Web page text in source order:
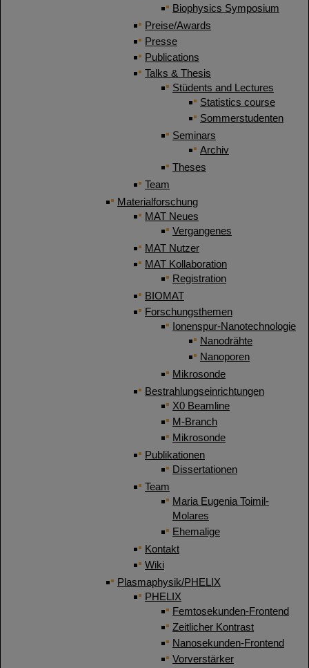
Biophysics Symposium
Preise/Awards
Presse
Publications
Talks & Thesis
Stüdents and Lectures
Statistics course
Sommerstudenten
Seminars
Archiv
Theses
Team
Materialforschung
MAT Neues
Vergangenes
MAT Nutzer
MAT Kollaboration
Registration
BIOMAT
Forschungsthemen
Ionenspur-Nanotechnologie
Nanodrähte
Nanoporen
Mikrosonde
Bestrahlungseinrichtungen
X0 Beamline
M-Branch
Mikrosonde
Publikationen
Dissertationen
Team
Maria Eugenia Toimil-
Molares
Ehemalige
Kontakt
Wiki
Plasmaphysik/PHELIX
PHELIX
Femtosekunden-Frontend
Zeitlicher Kontrast
Nanosekunden-Frontend
Vorverstärker